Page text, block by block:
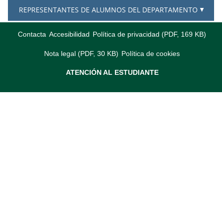
REPRESENTANTES DE ALUMNOS DEL DEPARTAMENTO
Contacta Accesibilidad Política de privacidad (PDF, 169 KB)
Nota legal (PDF, 30 KB) Política de cookies
ATENCIÓN AL ESTUDIANTE